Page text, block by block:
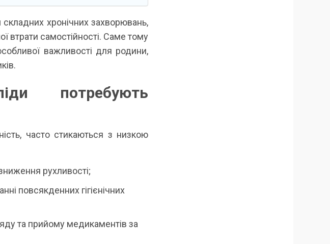
хронічних захворювань,
втрати самостійності. Саме тому
важливості для родини,
потребують
часто стикаються з низкою
рухливості;
повсякденних гігієнічних
та прийому медикаментів за